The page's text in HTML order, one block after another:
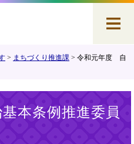
> まちづくり推進課 > 令和元年度 自
本条例推進委員